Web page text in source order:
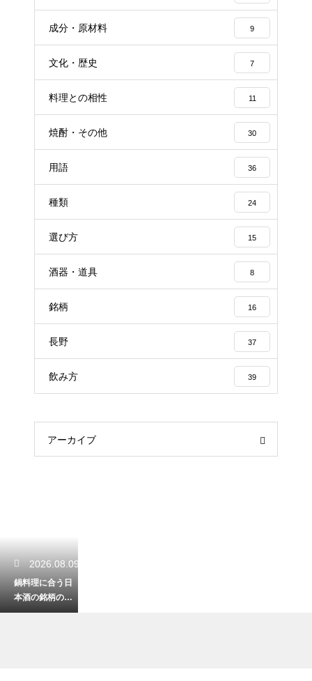
成分・原材料 9
文化・歴史 7
料理との相性 11
焼酎・その他 30
用語 36
種類 24
選び方 15
酒器・道具 8
銘柄 16
長野 37
飲み方 39
アーカイブ
2026.08.09
鍋料理に合う日
本酒の銘柄の選
び方！出汁の旨